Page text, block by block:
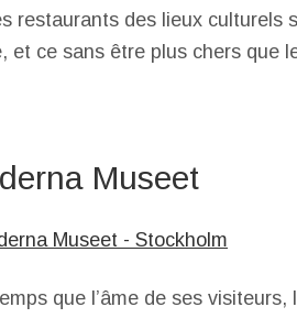
restaurants des lieux culturels
et ce sans être plus chers que
Museet
que l’âme de ses visiteurs,